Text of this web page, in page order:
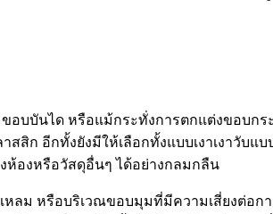
บบันได หรือแม้กระทั่งการตกแต่งขอบก
ก อีกทั้งยังมีให้เลือกทั้งแบบเงาเงาวับแ
ห้องหรือวัสดุอื่นๆ ได้อย่างกลมกลืน
ลม หรือบริเวณขอบมุมที่มีความเสี่ยงต่อ